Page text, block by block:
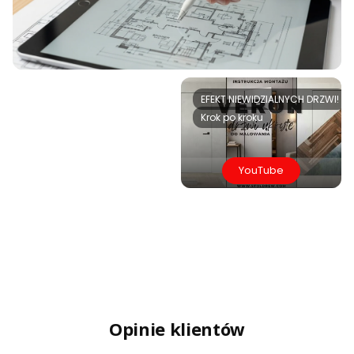
EFEKT NIEWIDZIALNYCH DRZWI!
Krok po kroku
YouTube
Opinie klientów